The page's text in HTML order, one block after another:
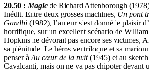
20.50 : Magic de Richard Attenborough
Inédit. Entre deux grosses machines, Un pont
Gandhi (1982), l’auteur s’est donné le plaisir
horrifique, sur un excellent scénario de
Hopkins ne dévorait pas encore ses victimes,
sa plénitude. Le héros ventriloque et sa
penser à Au cœur de la nuit(1945) et au
Cavalcanti, mais on ne va pas chipoter devant